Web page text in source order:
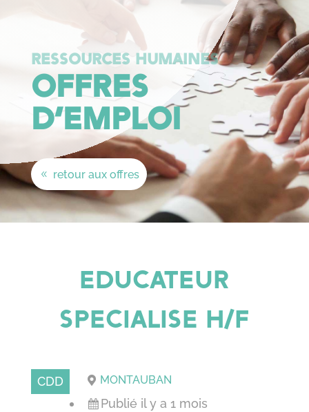
RESSOURCES HUMAINES
OFFRES
D’EMPLOI
retour aux offres
EDUCATEUR
SPECIALISE H/F
CDD MONTAUBAN
Publié il y a 1 mois